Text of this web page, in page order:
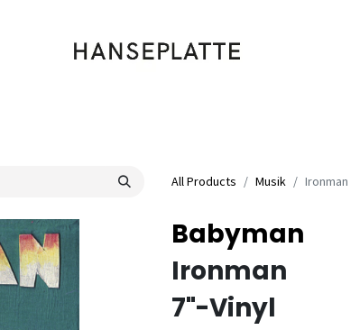
All Products Musik Ironman
Babyman
Ironman
7"-Vinyl